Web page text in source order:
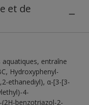
et de
entraîne
Hydroxyphenyl-
ethanediyl), α-[3-[3-
4-
benzotriazol-2-